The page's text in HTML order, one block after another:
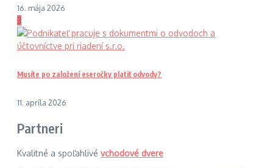
16. mája 2026
3
Musíte po založení eseročky platiť odvody?
11. apríla 2026
Partneri
Kvalitné a spoľahlivé vchodové dvere